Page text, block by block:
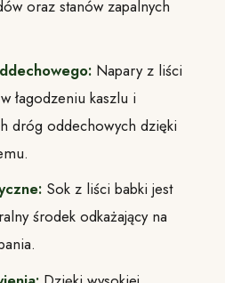
oraz stanów zapalnych
Napary z liści
łagodzeniu kaszlu i
dróg oddechowych dzięki
Sok z liści babki jest
środek odkażający na